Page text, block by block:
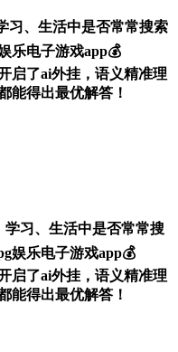
习、生活中是否常常搜索
乐电子游戏app💰
启了ai外挂，语义精准理
能得出最优解答！
学习、生活中是否常常搜
娱乐电子游戏app💰
启了ai外挂，语义精准理
能得出最优解答！